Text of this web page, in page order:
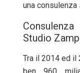
una
Studio
Tra il 2014 ed il